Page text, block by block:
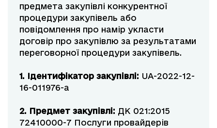
предмета закупівлі конкурентної
процедури закупівель або
повідомлення про намір укласти
договір про закупівлю за результатами
переговорної процедури закупівель.
1. Ідентифікатор закупівлі: UA-2022-12-
16-011976-a
2. Предмет закупівлі: ДК 021:2015
72410000-7 Послуги провайдерів